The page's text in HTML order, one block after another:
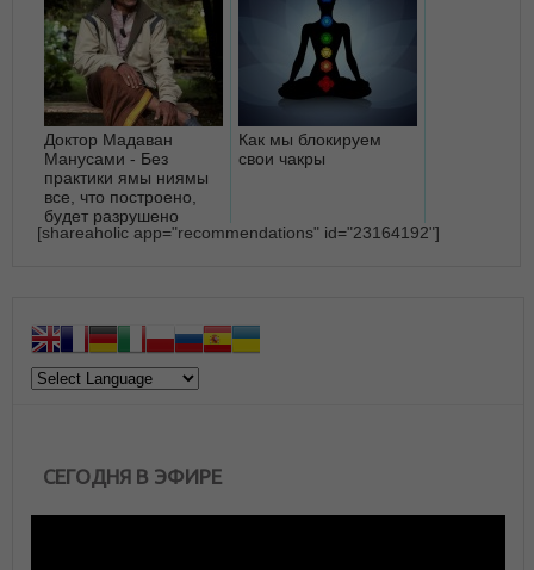
Доктор Мадаван
Манусами - Без
практики ямы ниямы
все, что построено,
будет разрушено
Как мы блокируем
свои чакры
[shareaholic app="recommendations" id="23164192"]
СЕГОДНЯ В ЭФИРЕ